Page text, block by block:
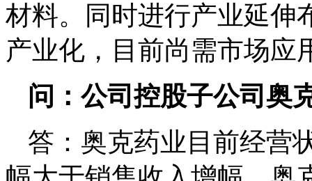
材料。同时进行产业延伸
产业化，目前尚需市场应
问：公司控股子公司奥
答：奥克药业目前经营